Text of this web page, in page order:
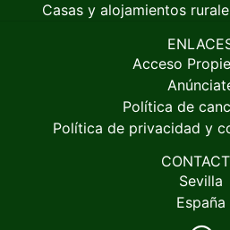
Casas y alojamientos
Acceso
Política de
Política de privacidad y
Sevilla
España